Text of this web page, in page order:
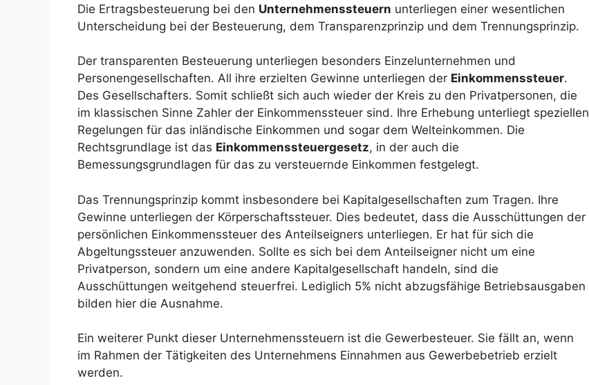
Die Ertragsbesteuerung bei den Unternehmenssteuern unterliegen einer wesentlichen
Unterscheidung bei der Besteuerung, dem Transparenzprinzip und dem Trennungsprinzip.
Der transparenten Besteuerung unterliegen besonders Einzelunternehmen und
Personengesellschaften. All ihre erzielten Gewinne unterliegen der Einkommenssteuer.
Des Gesellschafters. Somit schließt sich auch wieder der Kreis zu den Privatpersonen, die
im klassischen Sinne Zahler der Einkommenssteuer sind. Ihre Erhebung unterliegt speziellen
Regelungen für das inländische Einkommen und sogar dem Welteinkommen. Die
Rechtsgrundlage ist das Einkommenssteuergesetz, in der auch die
Bemessungsgrundlagen für das zu versteuernde Einkommen festgelegt.
Das Trennungsprinzip kommt insbesondere bei Kapitalgesellschaften zum Tragen. Ihre
Gewinne unterliegen der Körperschaftssteuer. Dies bedeutet, dass die Ausschüttungen der
persönlichen Einkommenssteuer des Anteilseigners unterliegen. Er hat für sich die
Abgeltungssteuer anzuwenden. Sollte es sich bei dem Anteilseigner nicht um eine
Privatperson, sondern um eine andere Kapitalgesellschaft handeln, sind die
Ausschüttungen weitgehend steuerfrei. Lediglich 5% nicht abzugsfähige Betriebsausgaben
bilden hier die Ausnahme.
Ein weiterer Punkt dieser Unternehmenssteuern ist die Gewerbesteuer. Sie fällt an, wenn
im Rahmen der Tätigkeiten des Unternehmens Einnahmen aus Gewerbebetrieb erzielt
werden.